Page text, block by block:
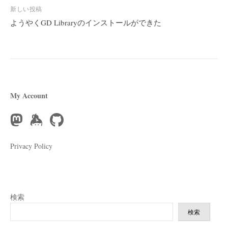
ビ
ゲ
新しい投稿
ようやくGD Libraryのインストールができた
My Account
Privacy Policy
検索
検索